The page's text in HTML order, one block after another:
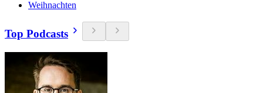
Weihnachten
Top Podcasts